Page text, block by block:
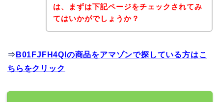
は、まずは下記ページをチェックされてみ
てはいかがでしょうか？
⇒ B01FJFH4QIの商品をアマゾンで探している方はこ
ちらをクリック